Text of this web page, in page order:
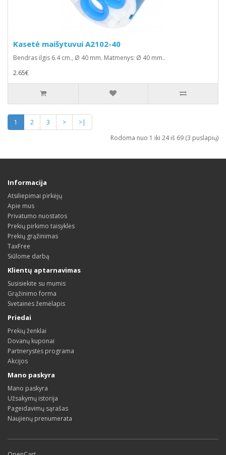
Kasetė maišytuvui A2102-40
Bendras ilgis 6.4 cm., Ø 40 mm. Matmenys: Ø 40 mm..
2.65€
1 2 3 >
>|
Rodoma nuo 1 iki 24 iš 69 (3 puslapių)
Informacija
Atsiliepimai pirkėjų
Apie mus
Privatumo nuostatos
Prekių pirkimo taisyklės
Prekių grąžinimas
TaxFree
Siūlome darbą
Klientų aptarnavimas
Susisiekite su mumis
Grąžinimo forma
Svetainės žemėlapis
Priedai
Prekių ženklai
Dovanų kuponai
Partnerystės programa
Akcijos
Mano paskyra
Mano paskyra
Užsakymų istorija
Pageidavimų sąrašas
Naujienų prenumerata